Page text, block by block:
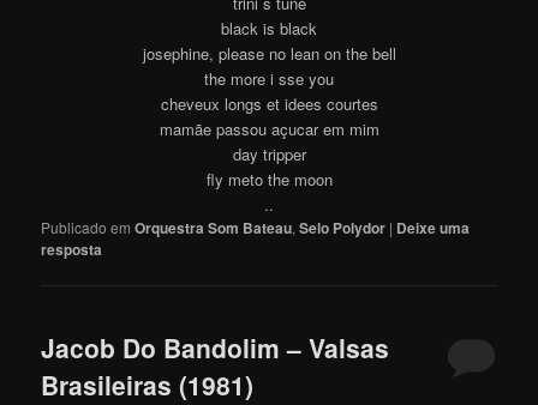
black is black
josephine, please no lean on the bell
the more i sse you
cheveux longs et idees courtes
mamãe passou açucar em mim
day tripper
fly meto the moon
..
Publicado em Orquestra Som Bateau,Selo Polydor | Deixe uma
resposta
Jacob Do Bandolim – Valsas
Brasileiras (1981)